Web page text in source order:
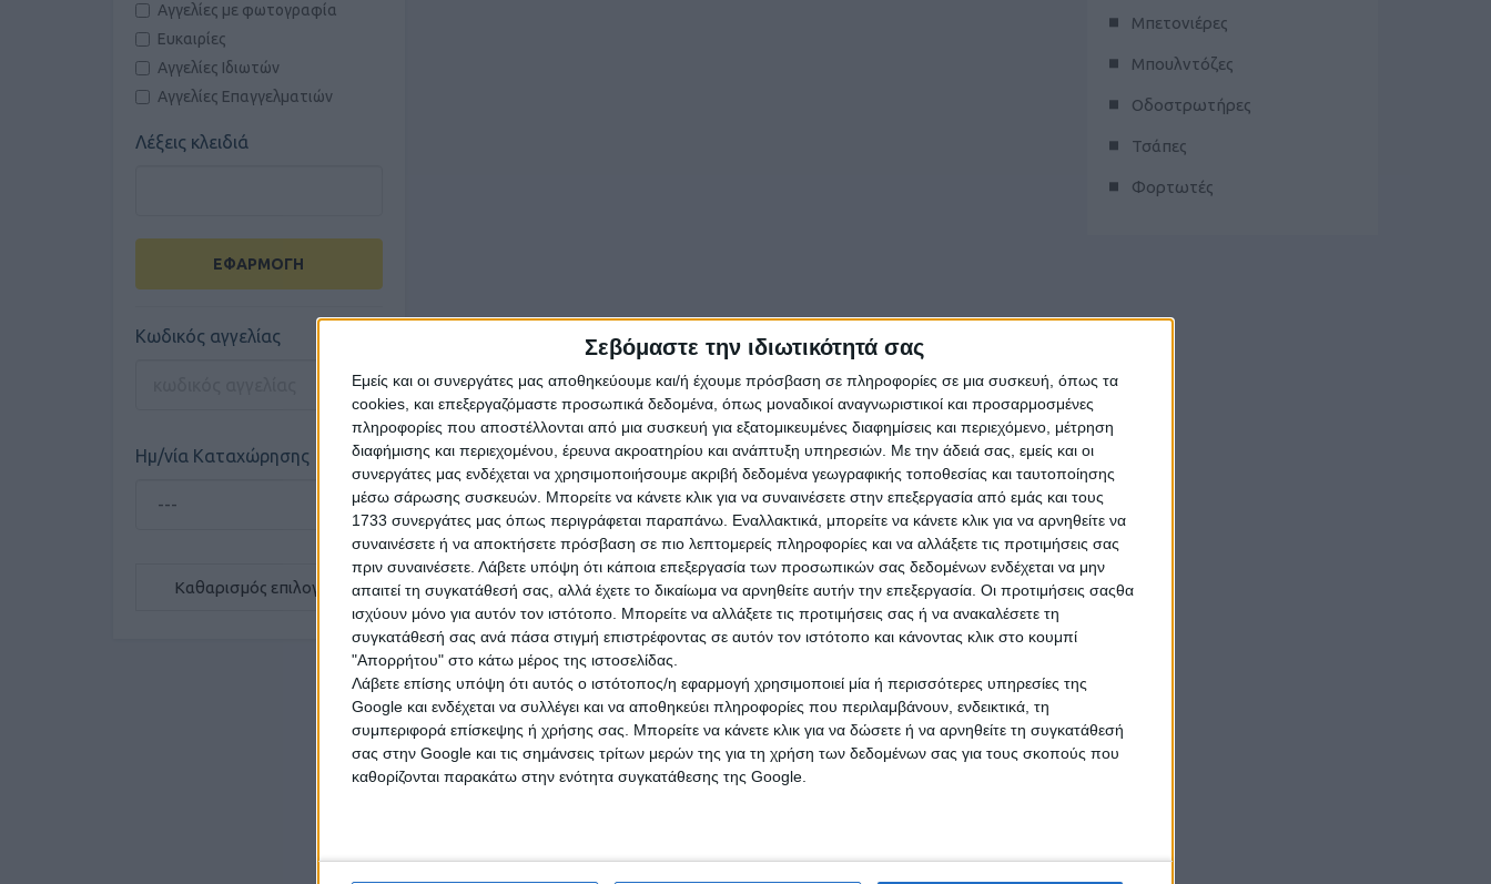
Σεβόμαστε την ιδιωτικότητά σας
Εμείς και οι συνεργάτες μας αποθηκεύουμε και/ή έχουμε πρόσβαση σε πληροφορίες σε μια συσκευή, όπως τα
cookies, και επεξεργαζόμαστε προσωπικά δεδομένα, όπως μοναδικοί αναγνωριστικοί και προσαρμοσμένες
πληροφορίες που αποστέλλονται από μια συσκευή για εξατομικευμένες διαφημίσεις και περιεχόμενο, μέτρηση
διαφήμισης και περιεχομένου, έρευνα ακροατηρίου και ανάπτυξη υπηρεσιών. Με την άδειά σας, εμείς και οι
συνεργάτες μας ενδέχεται να χρησιμοποιήσουμε ακριβή δεδομένα γεωγραφικής τοποθεσίας και ταυτοποίησης
μέσω σάρωσης συσκευών. Μπορείτε να κάνετε κλικ για να συναινέσετε στην επεξεργασία από εμάς και τους
1733 συνεργάτες μας όπως περιγράφεται παραπάνω. Εναλλακτικά, μπορείτε να κάνετε κλικ για να αρνηθείτε να
συναινέσετε ή να αποκτήσετε πρόσβαση σε πιο λεπτομερείς πληροφορίες και να αλλάξετε τις προτιμήσεις σας
πριν συναινέσετε. Λάβετε υπόψη ότι κάποια επεξεργασία των προσωπικών σας δεδομένων ενδέχεται να μην
απαιτεί τη συγκατάθεσή σας, αλλά έχετε το δικαίωμα να αρνηθείτε αυτήν την επεξεργασία. Οι προτιμήσεις σαςθα
ισχύουν μόνο για αυτόν τον ιστότοπο. Μπορείτε να αλλάξετε τις προτιμήσεις σας ή να ανακαλέσετε τη
συγκατάθεσή σας ανά πάσα στιγμή επιστρέφοντας σε αυτόν τον ιστότοπο και κάνοντας κλικ στο κουμπί
"Απορρήτου" στο κάτω μέρος της ιστοσελίδας.
Λάβετε επίσης υπόψη ότι αυτός ο ιστότοπος/η εφαρμογή χρησιμοποιεί μία ή περισσότερες υπηρεσίες της
Google και ενδέχεται να συλλέγει και να αποθηκεύει πληροφορίες που περιλαμβάνουν, ενδεικτικά, τη
συμπεριφορά επίσκεψης ή χρήσης σας. Μπορείτε να κάνετε κλικ για να δώσετε ή να αρνηθείτε τη συγκατάθεσή
σας στην Google και τις σημάνσεις τρίτων μερών της για τη χρήση των δεδομένων σας για τους σκοπούς που
καθορίζονται παρακάτω στην ενότητα συγκατάθεσης της Google.
Αγγελίες με φωτογραφία
Ευκαιρίες
Αγγελίες Ιδιωτών
Αγγελίες Επαγγελματιών
Λέξεις κλειδιά
ΕΦΑΡΜΟΓΗ
Κωδικός αγγελίας
Ημ/νία Καταχώρησης
Καθαρισμός επιλογών
Μπετονιέρες
Μπουλντόζες
Οδοστρωτήρες
Τσάπες
Φορτωτές